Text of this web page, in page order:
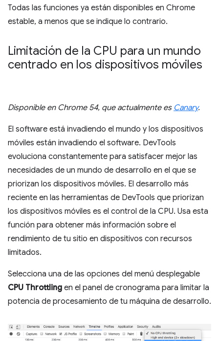
Todas las funciones ya están disponibles en Chrome
estable, a menos que se indique lo contrario.
Limitación de la CPU para un mundo
centrado en los dispositivos móviles
Disponible en Chrome 54, que actualmente es Canary.
El software está invadiendo el mundo y los dispositivos
móviles están invadiendo el software. DevTools
evoluciona constantemente para satisfacer mejor las
necesidades de un mundo de desarrollo en el que se
priorizan los dispositivos móviles. El desarrollo más
reciente en las herramientas de DevTools que priorizan
los dispositivos móviles es el control de la CPU. Usa esta
función para obtener más información sobre el
rendimiento de tu sitio en dispositivos con recursos
limitados.
Selecciona una de las opciones del menú desplegable
CPU Throttling en el panel de cronograma para limitar la
potencia de procesamiento de tu máquina de desarrollo.